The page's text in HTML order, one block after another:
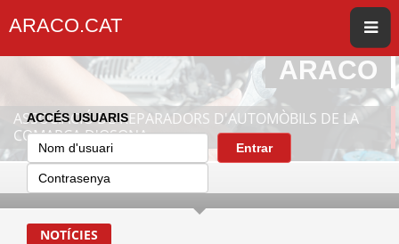
ACCÉS USUARIS
Entrar
ARACO
ASSOCIACIÓ DE REPARADORS D'AUTOMÒBILS DE LA
COMARCA D'OSONA
ARACO.CAT
NOTÍCIES